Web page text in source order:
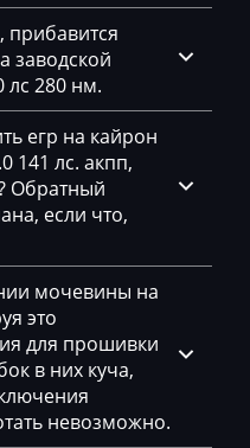
прибавится
заводской
лс 280 нм.
егр на кайрон
141 лс. акпп,
Обратный
если что,
мочевины на
это
для прошивки
в них куча,
невозможно.